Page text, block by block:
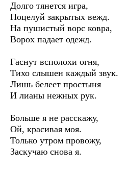
Долго тянется игра,
Поцелуй закрытых вежд.
На пушистый ворс ковра,
Ворох падает одежд.
Гаснут всполохи огня,
Тихо слышен каждый звук.
Лишь белеет простыня
И лианы нежных рук.
Больше я не расскажу,
Ой, красивая моя.
Только утром провожу,
Заскучаю снова я.